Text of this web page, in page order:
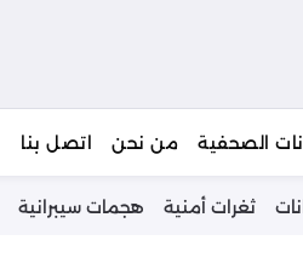
الصحفية من نحن اتصل بنا
ثغرات أمنية هجمات سيبرانية